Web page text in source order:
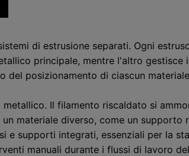
di estrusione separati. Ogni
principale, mentre l'altro gestisce
posizionamento di ciascun
Il filamento riscaldato si
materiale diverso, come un supporto
supporti integrati, essenziali per la
manuali durante i flussi di lavoro